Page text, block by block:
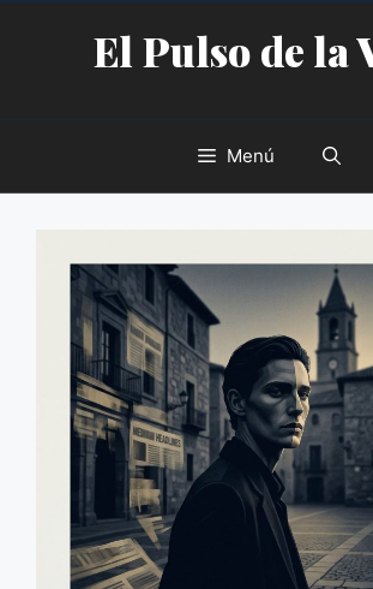
contenidoEl Pulso de la
Menú